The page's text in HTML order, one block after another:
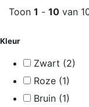
Toon 1 - 10 van
Kleur
Zwart (2)
Roze (1)
Bruin (1)